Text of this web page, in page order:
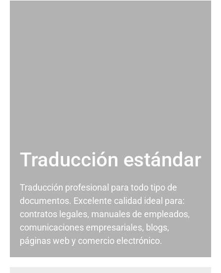
Traducción estándar
Traducción profesional para todo tipo de
documentos. Excelente calidad ideal para:
contratos legales, manuales de empleados,
comunicaciones empresariales, blogs,
páginas web y comercio electrónico.